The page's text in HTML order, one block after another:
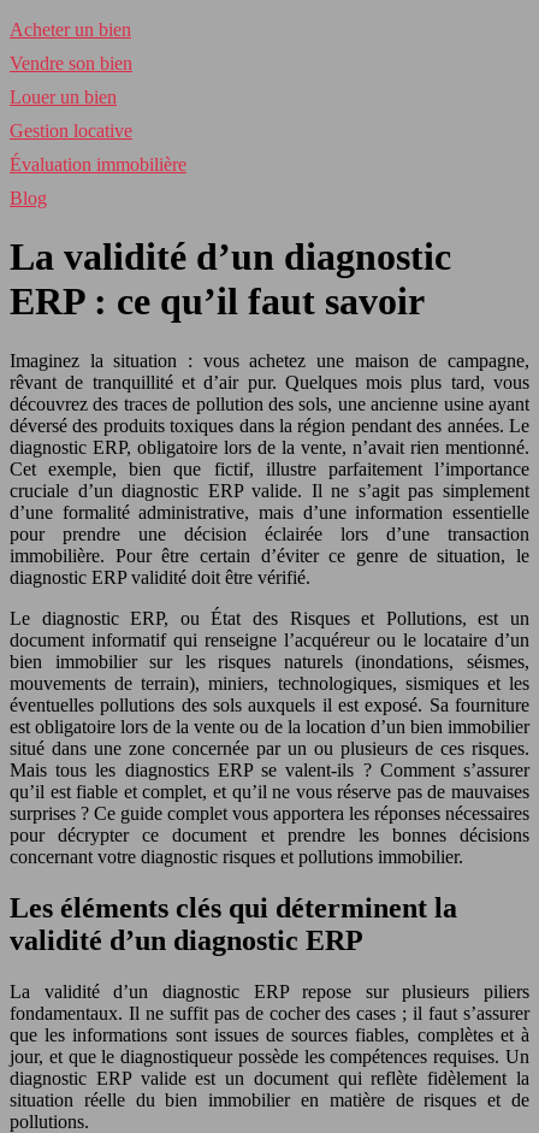
Acheter un bien
Vendre son bien
Louer un bien
Gestion locative
Évaluation immobilière
Blog
La validité d’un diagnostic
ERP : ce qu’il faut savoir
Imaginez la situation : vous achetez une maison de campagne,
rêvant de tranquillité et d’air pur. Quelques mois plus tard, vous
découvrez des traces de pollution des sols, une ancienne usine ayant
déversé des produits toxiques dans la région pendant des années. Le
diagnostic ERP, obligatoire lors de la vente, n’avait rien mentionné.
Cet exemple, bien que fictif, illustre parfaitement l’importance
cruciale d’un diagnostic ERP valide. Il ne s’agit pas simplement
d’une formalité administrative, mais d’une information essentielle
pour prendre une décision éclairée lors d’une transaction
immobilière. Pour être certain d’éviter ce genre de situation, le
diagnostic ERP validité doit être vérifié.
Le diagnostic ERP, ou État des Risques et Pollutions, est un
document informatif qui renseigne l’acquéreur ou le locataire d’un
bien immobilier sur les risques naturels (inondations, séismes,
mouvements de terrain), miniers, technologiques, sismiques et les
éventuelles pollutions des sols auxquels il est exposé. Sa fourniture
est obligatoire lors de la vente ou de la location d’un bien immobilier
situé dans une zone concernée par un ou plusieurs de ces risques.
Mais tous les diagnostics ERP se valent-ils ? Comment s’assurer
qu’il est fiable et complet, et qu’il ne vous réserve pas de mauvaises
surprises ? Ce guide complet vous apportera les réponses nécessaires
pour décrypter ce document et prendre les bonnes décisions
concernant votre diagnostic risques et pollutions immobilier.
Les éléments clés qui déterminent la
validité d’un diagnostic ERP
La validité d’un diagnostic ERP repose sur plusieurs piliers
fondamentaux. Il ne suffit pas de cocher des cases ; il faut s’assurer
que les informations sont issues de sources fiables, complètes et à
jour, et que le diagnostiqueur possède les compétences requises. Un
diagnostic ERP valide est un document qui reflète fidèlement la
situation réelle du bien immobilier en matière de risques et de
pollutions.